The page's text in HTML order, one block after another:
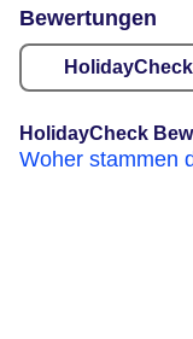
Bewertungen
HolidayCheck
HolidayCheck
Woher stammen